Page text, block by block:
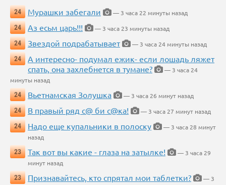
24 Мурашки забегали
— 3 часа 22 минуты назад
24
Аз есьм царь!!!
— 3 часа 23 минуты назад
24
Звездой подрабатывает
— 3 часа 24 минуты назад
24
А интересно- подумал ежик- если лошадь ляжет
спать, она захлебнется в тумане?
— 3 часа 24
минуты назад
24
Вьетнамская Золушка
— 3 часа 26 минут назад
24
В правый ряд с@ би с@ка!
— 3 часа 27 минут назад
24
Надо еще купальники в полоску
— 3 часа 28 минут
назад
23
Так вот вы какие - глаза на затылке!
— 3 часа 29
минут назад
23
Признавайтесь, кто спрятал мои таблетки?
— 3